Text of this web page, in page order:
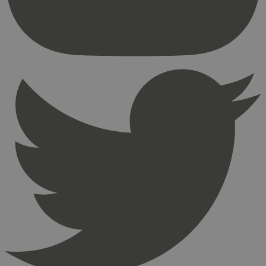
Utløpsdato
Hotjar Ltd
.svanemerket.no
minutter
54
sekunder
29
minutter
sekunder
.svanemerket.no
nelapi-product-archive-filters
svanemerket.no